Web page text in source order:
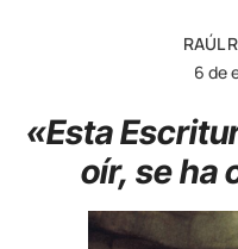
RAÚL
6 de
«Esta
oír, se ha